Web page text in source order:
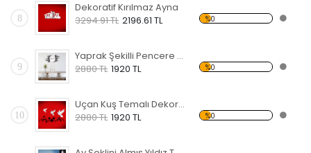
8
Dekoratif Kırılmaz Ayna
3294.91 TL 2196.61 TL %0
9
Yaprak Şekilli Pencere Temalı Dekoratif Kırılmaz Ayna
2880 TL 1920 TL %0
10
Uçan Kuş Temalı Dekoratif Kırılmaz Ayna
2880 TL 1920 TL %0